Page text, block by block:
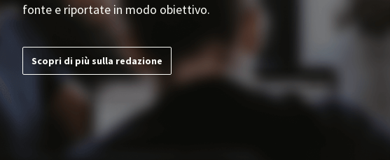
fonte e riportate in modo obiettivo.
Scopri di più sulla redazione